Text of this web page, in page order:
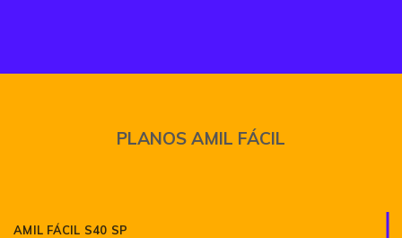
PLANOS AMIL FÁCIL
AMIL FÁCIL S40 SP